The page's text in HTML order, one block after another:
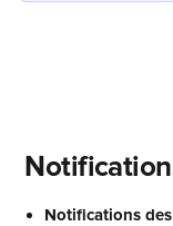
Notifications